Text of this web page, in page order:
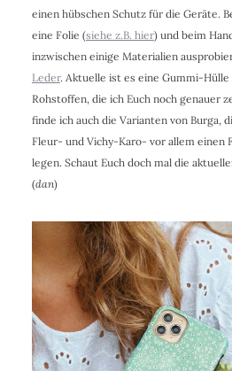
einen hübschen Schutz für die Geräte.
eine Folie (siehe z.B. hier) und beim
inzwischen einige Materialien
Leder. Aktuelle ist es eine Gummi-
Rohstoffen, die ich Euch noch genauer
finde ich auch die Varianten von Burga,
Fleur- und Vichy-Karo- vor allem einen
legen. Schaut Euch doch mal die
(dan)